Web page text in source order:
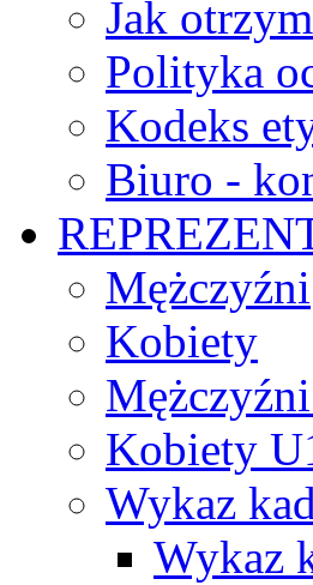
Jak
Polityka
Kodeks
Biuro -
Mężczyźni
Kobiety
Kobiety
Wykaz
Wykaz